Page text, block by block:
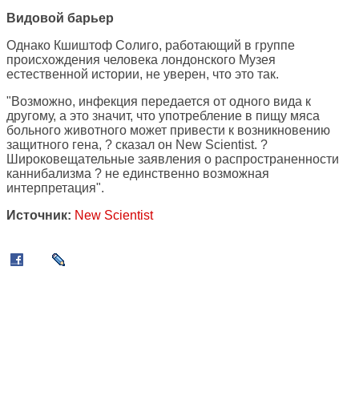
Видовой барьер
Однако Кшиштоф Солиго, работающий в группе
происхождения человека лондонского Музея
естественной истории, не уверен, что это так.
"Возможно, инфекция передается от одного вида к
другому, а это значит, что употребление в пищу мяса
больного животного может привести к возникновению
защитного гена, ? сказал он New Scientist. ?
Широковещательные заявления о распространенности
каннибализма ? не единственно возможная
интерпретация".
Источник: New Scientist